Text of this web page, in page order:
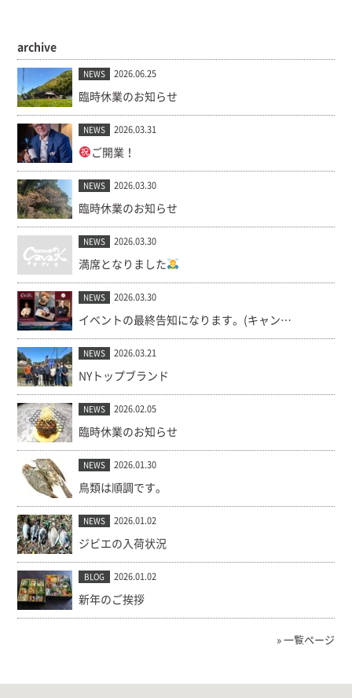
archive
NEWS 2026.06.25
臨時休業のお知らせ
NEWS 2026.03.31
ご開業！
NEWS 2026.03.30
臨時休業のお知らせ
NEWS 2026.03.30
満席となりました
NEWS 2026.03.30
イベントの最終告知になります。(キャンセル出ました！)
NEWS 2026.03.21
NYトップブランド
NEWS 2026.02.05
臨時休業のお知らせ
NEWS 2026.01.30
鳥類は順調です。
NEWS 2026.01.02
ジビエの入荷状況
BLOG 2026.01.02
新年のご挨拶
» 一覧ページ